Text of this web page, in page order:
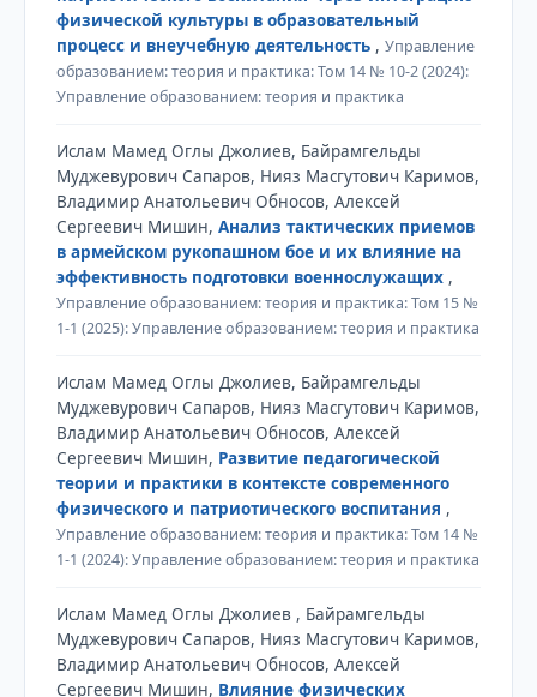
физической культуры в образовательный
процесс и внеучебную деятельность , Управление
образованием: теория и практика: Том 14 № 10-2 (2024):
Управление образованием: теория и практика
Ислам Мамед Оглы Джолиев, Байрамгельды
Муджевурович Сапаров, Нияз Масгутович Каримов,
Владимир Анатольевич Обносов, Алексей
Сергеевич Мишин, Анализ тактических приемов
в армейском рукопашном бое и их влияние на
эффективность подготовки военнослужащих ,
Управление образованием: теория и практика: Том 15 №
1-1 (2025): Управление образованием: теория и практика
Ислам Мамед Оглы Джолиев, Байрамгельды
Муджевурович Сапаров, Нияз Масгутович Каримов,
Владимир Анатольевич Обносов, Алексей
Сергеевич Мишин, Развитие педагогической
теории и практики в контексте современного
физического и патриотического воспитания ,
Управление образованием: теория и практика: Том 14 №
1-1 (2024): Управление образованием: теория и практика
Ислам Мамед Оглы Джолиев , Байрамгельды
Муджевурович Сапаров, Нияз Масгутович Каримов,
Владимир Анатольевич Обносов, Алексей
Сергеевич Мишин, Влияние физических